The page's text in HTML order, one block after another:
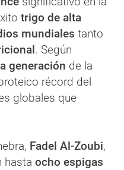
trigo de alta
mundiales tanto
. Según
generación de la
récord del
globales que
Fadel Al-Zoubi,
hasta ocho espigas